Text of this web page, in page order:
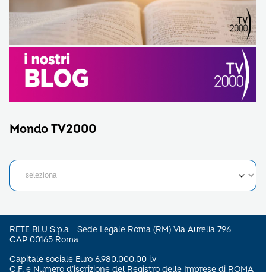
Mondo TV2000
RETE BLU S.p.a - Sede Legale Roma (RM) Via Aurelia 796 –
CAP 00165 Roma
Capitale sociale Euro 6.980.000,00 i.v
C.F. e Numero d’iscrizione del Registro delle Imprese di ROMA